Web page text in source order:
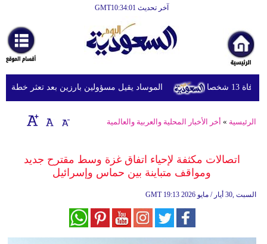
آخر تحديث GMT10:34:01
أخبارعاجلة
رياضة
ثقافة
إقتصاد
وموسيقى
الموساد يقيل مسؤولين بارزين بعد تعثر خطة
الرئيسية » أخر الأخبار المحلية والعربية والعالمية
اتصالات مكثفة لإحياء اتفاق غزة وسط مقترح جديد
ومواقف متباينة بين حماس وإسرائيل
GMT 19:13 2026 السبت ,30 أيار / مايو